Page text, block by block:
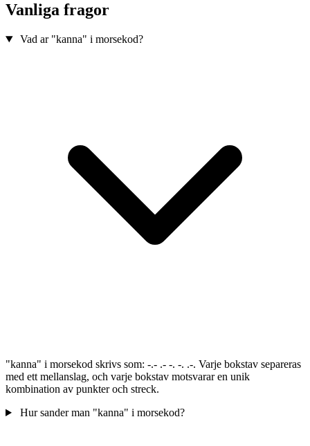
Vanliga fragor
Vad ar "kanna" i morsekod?
"kanna" i morsekod skrivs som: -.- .- -. -. .-. Varje bokstav separeras
med ett mellanslag, och varje bokstav motsvarar en unik
kombination av punkter och streck.
Hur sander man "kanna" i morsekod?